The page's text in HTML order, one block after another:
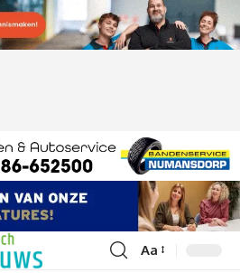
Lettergrootte
Aa